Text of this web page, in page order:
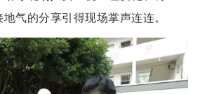
气的分享引得现场掌声连连。